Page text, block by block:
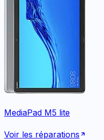
MediaPad M5 lite
Voir les réparations